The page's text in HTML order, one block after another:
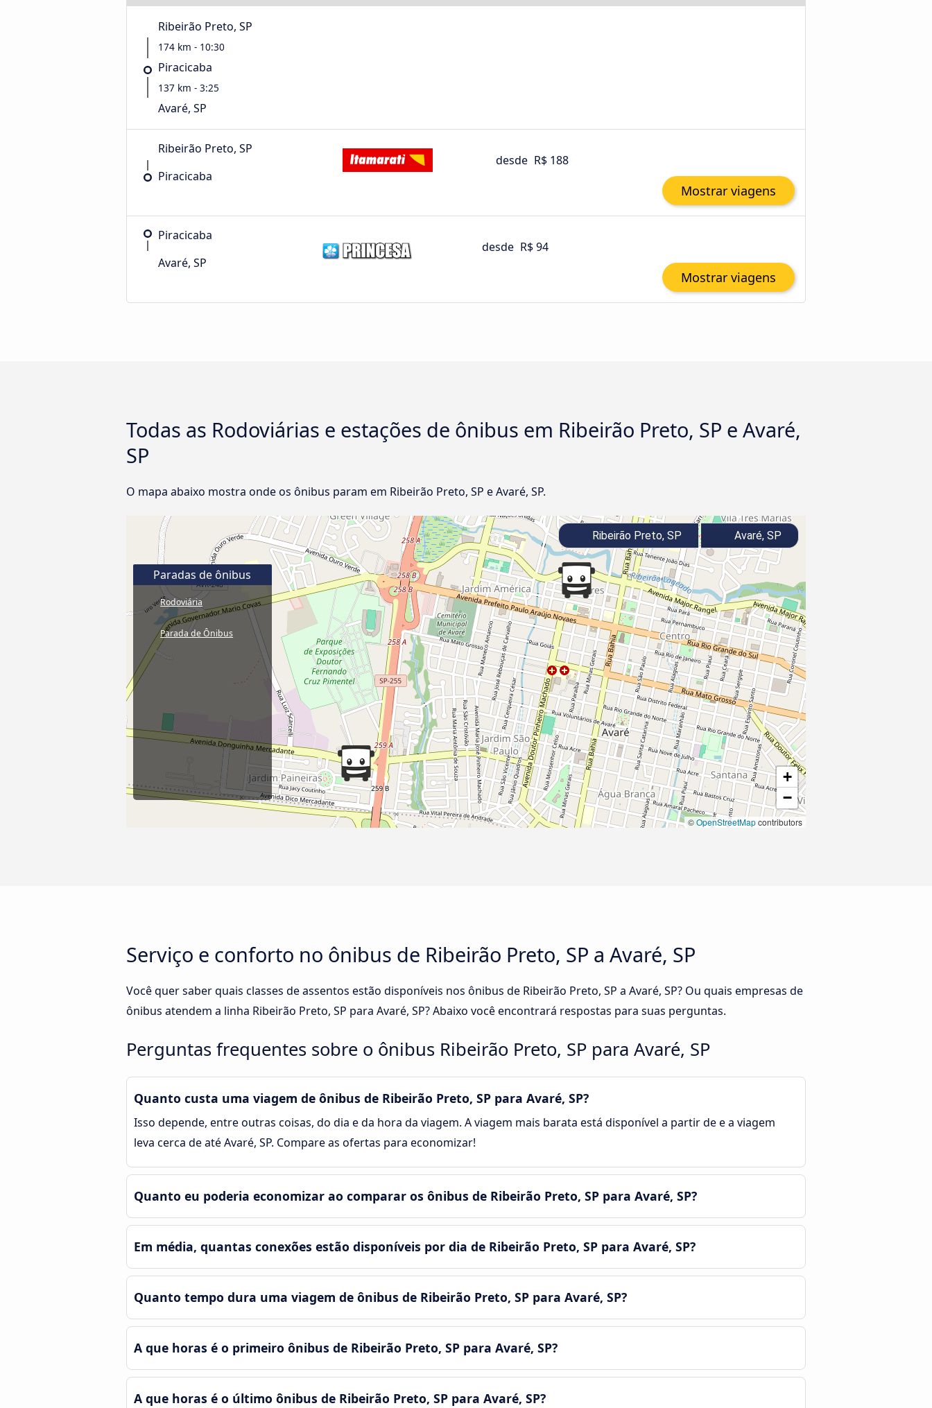
Ribeirão Preto, SP
174 km - 10:30
Piracicaba
137 km - 3:25
Avaré, SP
Ribeirão Preto, SP
Piracicaba
desde R$ 188
Mostrar viagens
Piracicaba
Avaré, SP
desde R$ 94
Mostrar viagens
Todas as Rodoviárias e estações de ônibus em Ribeirão Preto, SP e Avaré,
SP
O mapa abaixo mostra onde os ônibus param em Ribeirão Preto, SP e Avaré, SP.
+
−
©OpenStreetMapcontributors
Paradas de ônibus
Rodoviária
Parada de Ônibus
Ribeirão Preto, SP Avaré, SP
Serviço e conforto no ônibus de Ribeirão Preto, SP a Avaré, SP
Você quer saber quais classes de assentos estão disponíveis nos ônibus de Ribeirão Preto, SP a Avaré, SP? Ou quais empresas de
ônibus atendem a linha Ribeirão Preto, SP para Avaré, SP? Abaixo você encontrará respostas para suas perguntas.
Perguntas frequentes sobre o ônibus Ribeirão Preto, SP para Avaré, SP
Quanto custa uma viagem de ônibus de Ribeirão Preto, SP para Avaré, SP?
Isso depende, entre outras coisas, do dia e da hora da viagem. A viagem mais barata está disponível a partir de e a viagem
leva cerca de até Avaré, SP. Compare as ofertas para economizar!
Quanto eu poderia economizar ao comparar os ônibus de Ribeirão Preto, SP para Avaré, SP?
Em média, quantas conexões estão disponíveis por dia de Ribeirão Preto, SP para Avaré, SP?
Quanto tempo dura uma viagem de ônibus de Ribeirão Preto, SP para Avaré, SP?
A que horas é o primeiro ônibus de Ribeirão Preto, SP para Avaré, SP?
A que horas é o último ônibus de Ribeirão Preto, SP para Avaré, SP?